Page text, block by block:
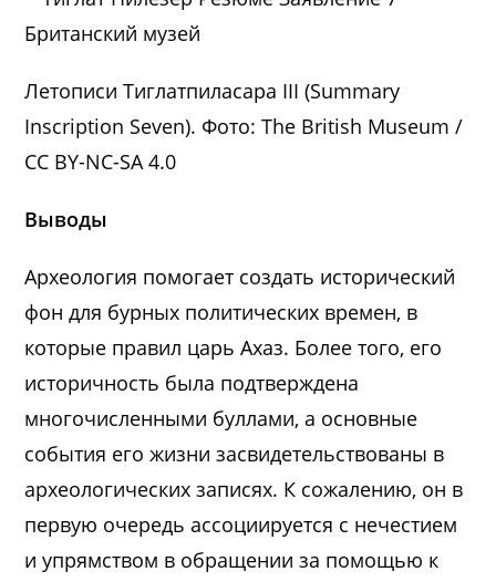
Летописи Тиглатпиласара III (Summary
Inscription Seven). Фото: The British Museum /
CC BY-NC-SA 4.0
Выводы
Археология помогает создать исторический
фон для бурных политических времен, в
которые правил царь Ахаз. Более того, его
историчность была подтверждена
многочисленными буллами, а основные
события его жизни засвидетельствованы в
археологических записях. К сожалению, он в
первую очередь ассоциируется с нечестием
и упрямством в обращении за помощью к